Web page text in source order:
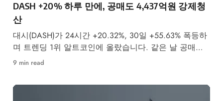
DASH +20% 하루 만에, 공매도 4,437억원 강제청
산
대시(DASH)가 24시간 +20.32%, 30일 +55.63% 폭등하
며 트렌딩 1위 알트코인에 올랐습니다. 같은 날 공매도
투자자 4,437억원이 강제청산됐습니다.
9 min read